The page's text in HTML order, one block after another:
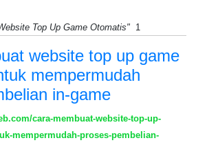
Top Up Game Otomatis" 1
website top up game
mempermudah
in-game
cara-membuat-website-top-up-
mempermudah-proses-pembelian-